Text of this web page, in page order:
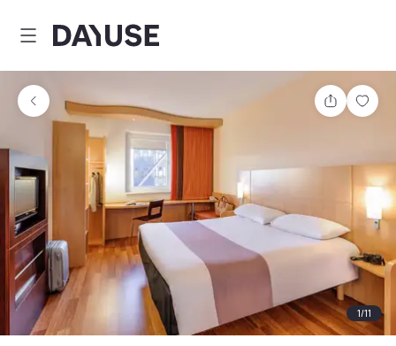
Dayuse
Partager
1/11